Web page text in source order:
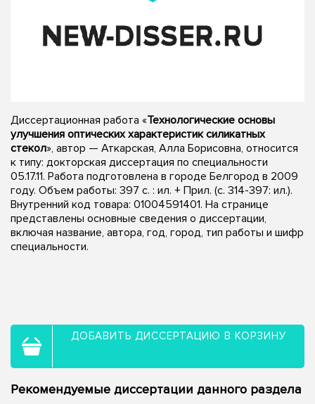
Диссертационная работа «Технологические основы
улучшения оптических характеристик силикатных
стекол», автор — Аткарская, Алла Борисовна, относится
к типу: докторская диссертация по специальности
05.17.11. Работа подготовлена в городе Белгород в 2009
году. Объем работы: 397 с. : ил. + Прил. (с. 314-397: ил.).
Внутренний код товара: 01004591401. На странице
представлены основные сведения о диссертации,
включая название, автора, год, город, тип работы и шифр
специальности.
ДОБАВИТЬ ДИССЕРТАЦИЮ В КОРЗИНУ
Рекомендуемые диссертации данного раздела